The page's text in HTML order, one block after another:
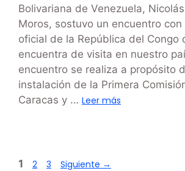
Bolivariana de Venezuela,
Moros, sostuvo un encuentro
oficial de la República del Congo
encuentra de visita en nuestro
encuentro se realiza a propósito
instalación de la Primera
Caracas y … Leer más
1 2 3 Siguiente →